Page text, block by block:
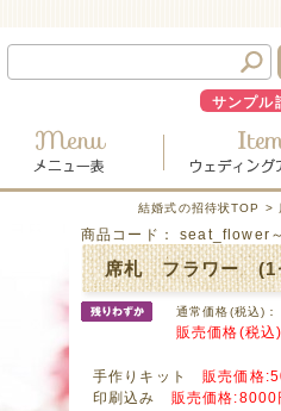
サンプル
結婚式の招待状TOP >
商品コード： seat_flower
席札 フラワー (1
通常価格(税込)：
販売価格(税込)
手作りキット販売価格
印刷込み 販売価格:8000